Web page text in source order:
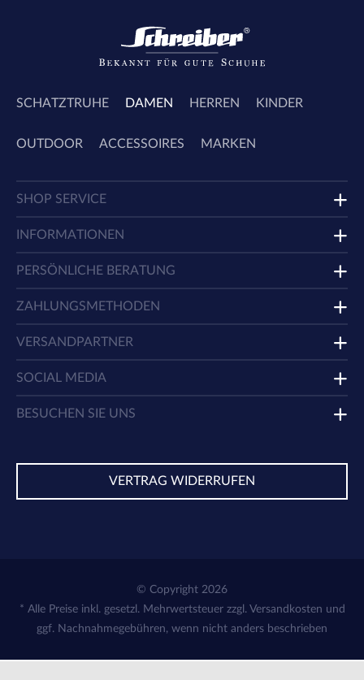
SCHATZTRUHE DAMEN HERREN KINDER
OUTDOOR ACCESSOIRES MARKEN
SHOP SERVICE
INFORMATIONEN
PERSÖNLICHE BERATUNG
ZAHLUNGSMETHODEN
VERSANDPARTNER
SOCIAL MEDIA
BESUCHEN SIE UNS
VERTRAG WIDERRUFEN
© Copyright 2026
* Alle Preise inkl. gesetzl. Mehrwertsteuer zzgl. Versandkosten und
ggf. Nachnahmegebühren, wenn nicht anders beschrieben